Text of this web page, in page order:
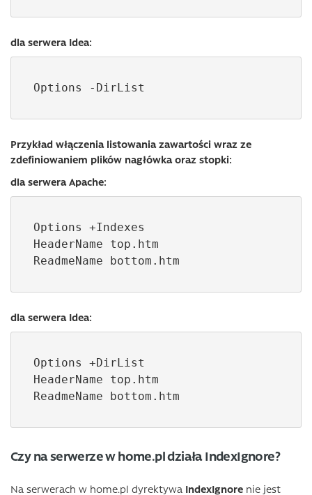
dla serwera Idea:
Options -DirList
Przykład włączenia listowania zawartości wraz ze
zdefiniowaniem plików nagłówka oraz stopki:
dla serwera Apache:
Options +Indexes
HeaderName top.htm
ReadmeName bottom.htm
dla serwera Idea:
Options +DirList
HeaderName top.htm
ReadmeName bottom.htm
Czy na serwerze w home.pl działa IndexIgnore?
Na serwerach w home.pl dyrektywa IndexIgnore nie jest